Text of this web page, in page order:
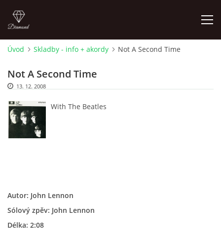
ÚVOD
HISTORIE - JAK TO ZAČALO
HISTORIE - KONEC LEGENDY
Úvod Skladby - info + akordy Not A Second Time
Not A Second Time
13. 12. 2008
With The Beatles
Autor: John Lennon
Sólový zpěv: John Lennon
Délka: 2:08